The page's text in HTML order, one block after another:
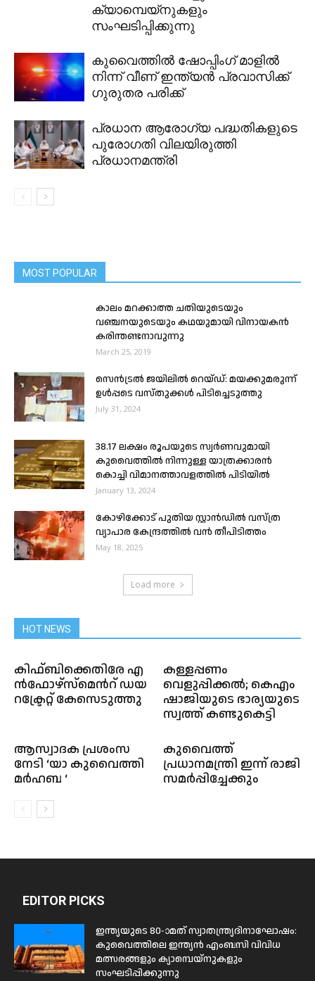
ക്യാമ്പെയ്‌നുകളും
സംഘടിപ്പിക്കുന്നു
കുവൈത്തിൽ ഷോപ്പിംഗ് മാളിൽ
നിന്ന് വീണ് ഇന്ത്യൻ പ്രവാസിക്ക്
ഗുരുതര പരിക്ക്
പ്രധാന ആരോഗ്യ പദ്ധതികളുടെ
പുരോഗതി വിലയിരുത്തി
പ്രധാനമന്ത്രി
MOST POPULAR
കാലം മറക്കാത്ത ചതിയുടെയും
വഞ്ചനയുടെയും കഥയുമായി വിനായകന്‍
കരിന്തണ്ടനാവുന്നു
March 25, 2019
സെൻട്രൽ ജയിലിൽ റെയ്ഡ്: മയക്കുമരുന്ന്
ഉൾപ്പടെ വസ്തുക്കൾ പിടിച്ചെടുത്തു
July 31, 2024
38.17 ലക്ഷം രൂപയുടെ സ്വർണവുമായി
കുവൈത്തിൽ നിന്നുള്ള യാത്രക്കാരൻ
കൊച്ചി വിമാനത്താവളത്തിൽ പിടിയിൽ
January 13, 2024
കോഴിക്കോട് പുതിയ സ്റ്റാൻഡിൽ വസ്ത്ര
വ്യാപാര കേന്ദ്രത്തിൽ വൻ തീപിടിത്തം
May 18, 2025
Load more
HOT NEWS
കി​ഫ്ബി​ക്കെ​തി​രേ എ​
ൻ​ഫോ​ഴ്സ്മെ​ന്‍റ് ഡ​യ​
റ​ക്ട്രേ​റ്റ് കേ​സെ​ടു​ത്തു
കള്ളപ്പണം
വെളുപ്പിക്കല്‍; കെഎം
ഷാജിയുടെ ഭാര്യയുടെ
സ്വത്ത് കണ്ടുകെട്ടി
ആസ്വാദക പ്രശംസ
നേടി ‘യാ കുവൈത്തി
മർഹബ ‘
കുവൈത്ത്
പ്രധാനമന്ത്രി ഇന്ന് രാജി
സമർപ്പിച്ചേക്കും
EDITOR PICKS
ഇന്ത്യയുടെ 80-ാമത് സ്വാതന്ത്ര്യദിനാഘോഷം:
കുവൈത്തിലെ ഇന്ത്യൻ എംബസി വിവിധ
മത്സരങ്ങളും ക്യാമ്പെയ്‌നുകളും
സംഘടിപ്പിക്കുന്നു